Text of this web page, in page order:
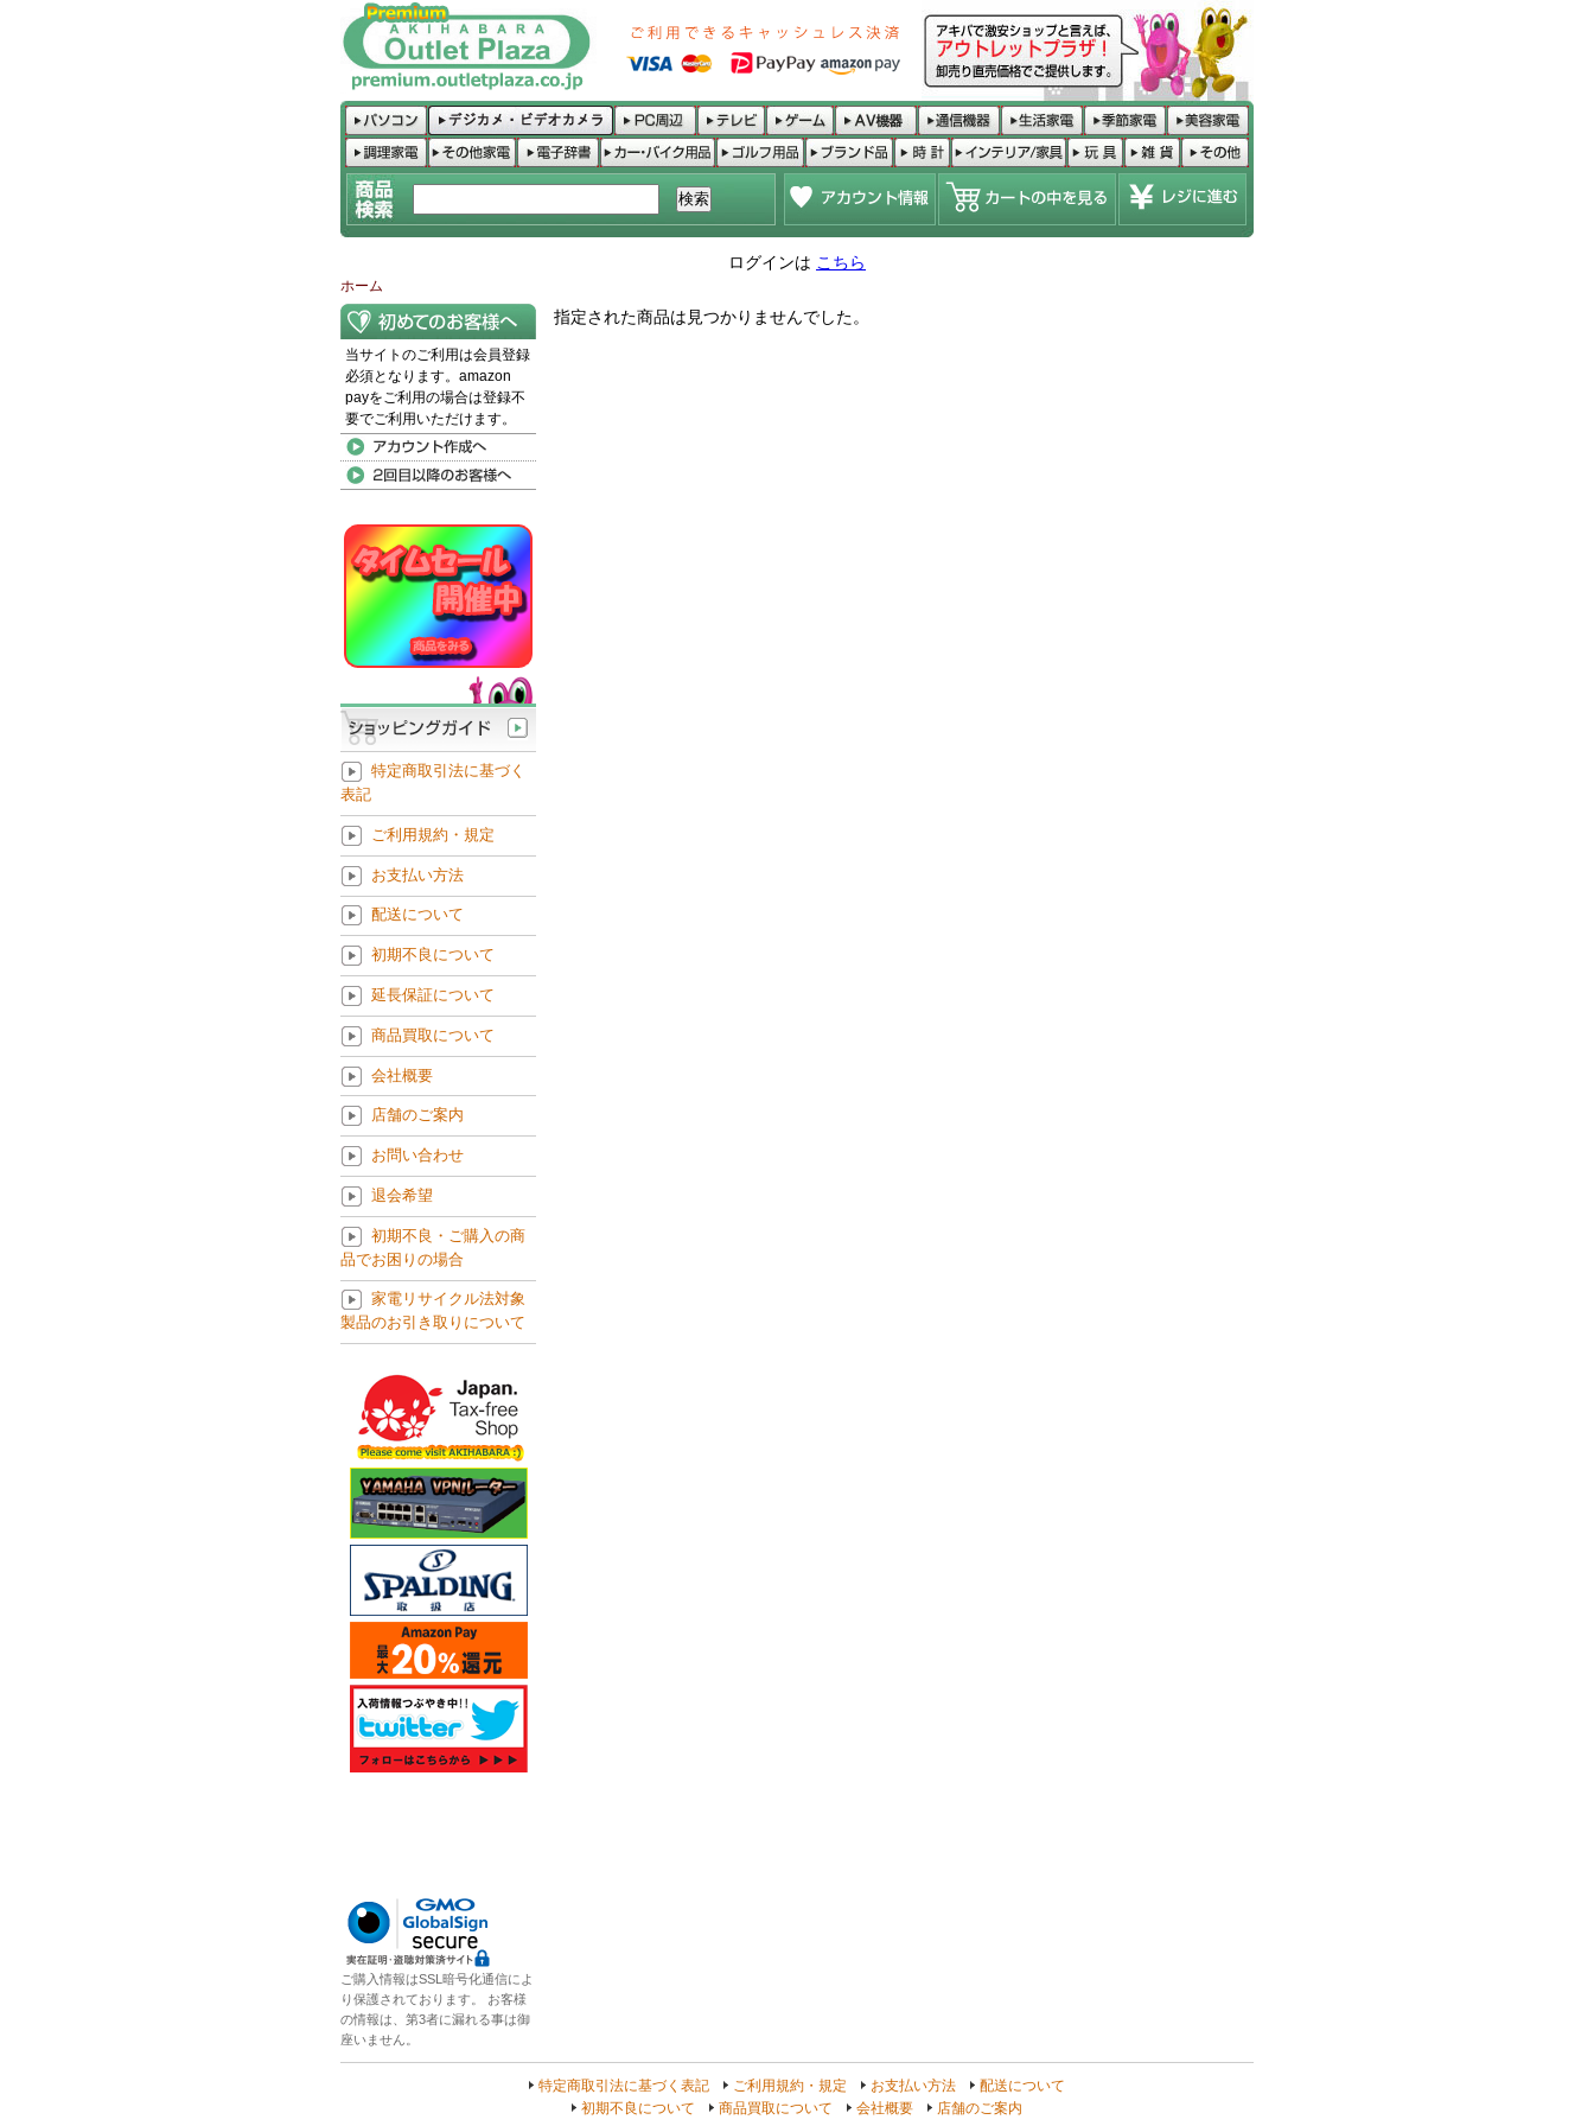
ログインは こちら
ホーム
指定された商品は見つかりませんでした。
当サイトのご利用は会員登録
必須となります。amazon
payをご利用の場合は登録不
要でご利用いただけます。
特定商取引法に基づく
表記
ご利用規約・規定
お支払い方法
配送について
初期不良について
延長保証について
商品買取について
会社概要
店舗のご案内
お問い合わせ
退会希望
初期不良・ご購入の商
品でお困りの場合
家電リサイクル法対象
製品のお引き取りについて
ご購入情報はSSL暗号化通信によ
り保護されております。 お客様
の情報は、第3者に漏れる事は御
座いません。
特定商取引法に基づく表記 ご利用規約・規定 お支払い方法
配送について
初期不良について
商品買取について 会社概要 店舗のご案内